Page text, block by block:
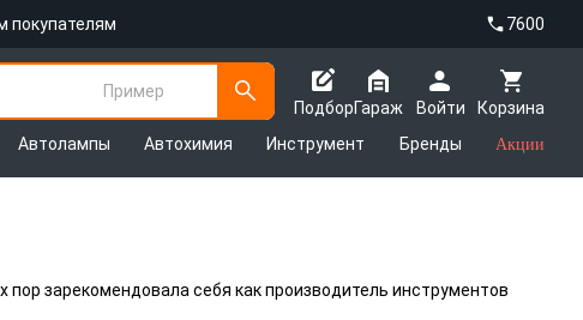
покупателям 7600
Пример
Подбор
Корзина
Гараж
Войти
Автолампы Автохимия Инструмент Бренды Акции
пор зарекомендовала себя как производитель инструментов